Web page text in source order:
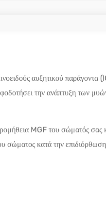
αυξητικού
την ανάπτυξη των
MGF του σώματός
σώματος κατά την